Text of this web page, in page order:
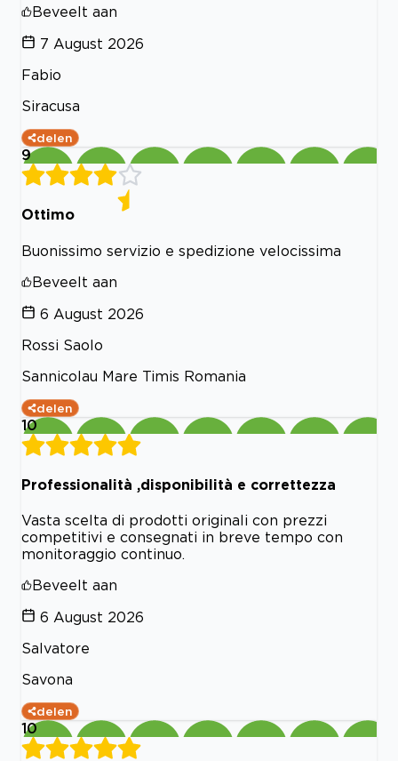
Beveelt aan
7 August 2026
Fabio
Siracusa
delen
9
Ottimo
Buonissimo servizio e spedizione velocissima
Beveelt aan
6 August 2026
Rossi Saolo
Sannicolau Mare Timis Romania
delen
10
Professionalità ,disponibilità e correttezza
Vasta scelta di prodotti originali con prezzi
competitivi e consegnati in breve tempo con
monitoraggio continuo.
Beveelt aan
6 August 2026
Salvatore
Savona
delen
10